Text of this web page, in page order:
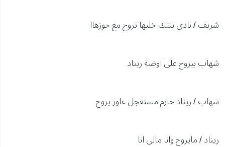
شريف / نادى بنتك خليها تروح مع جوزهاا
شهاب بيروح على اوضة ريناد
شهاب / ريناد حازم مستعجل عاوز يروح
ريناد / مايروح وانا مالى انا